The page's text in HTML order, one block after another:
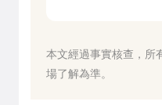
本文經過事實核查，所
場了解為準。